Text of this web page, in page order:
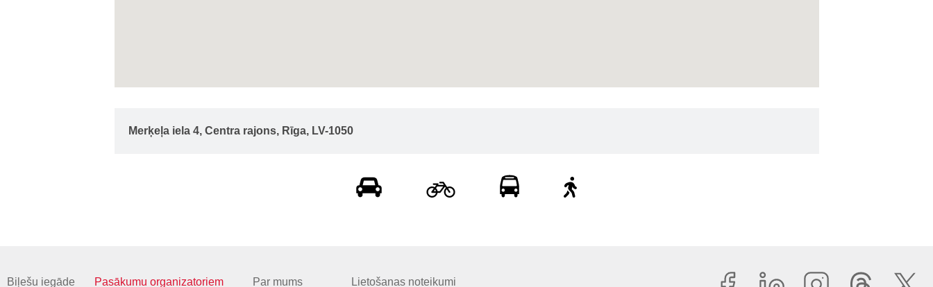
Merķeļa iela 4, Centra rajons, Rīga, LV-1050
Biļešu iegāde Pasākumu organizatoriem Par mums Lietošanas noteikumi